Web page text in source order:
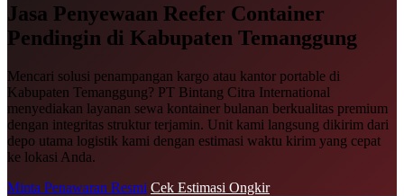
Jasa Penyewaan Reefer Container
Pendingin di Kabupaten Temanggung
Mencari solusi penampangan kargo atau kantor portable di
Kabupaten Temanggung? PT Bintang Citra International
menyediakan layanan sewa kontainer bulanan berkualitas premium
dengan integritas struktur terjamin. Unit kami langsung dikirim dari
depo utama logistik kami dengan estimasi waktu kirim yang cepat
ke lokasi Anda.
Minta Penawaran Resmi Cek Estimasi Ongkir